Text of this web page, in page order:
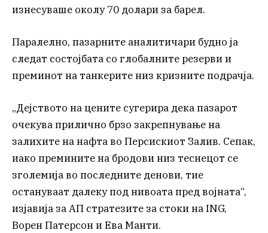
изнесуваше околу 70 долари за барел.
Паралелно, пазарните аналитичари будно ја
следат состојбата со глобалните резерви и
преминот на танкерите низ кризните подрачја.
„Дејството на цените сугерира дека пазарот
очекува прилично брзо закрепнување на
залихите на нафта во Персискиот Залив. Сепак,
иако премините на бродови низ теснецот се
зголемија во последните денови, тие
остануваат далеку под нивоата пред војната“,
изјавија за АП стратезите за стоки на ING,
Ворен Патерсон и Ева Манти.